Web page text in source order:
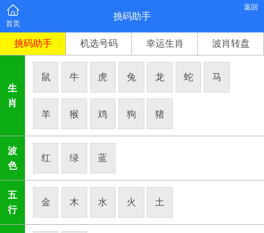
首页
挑码助手
返回
挑码助手 机选号码 幸运生肖 波肖转盘
生
肖
鼠 牛 虎 兔 龙 蛇 马
羊 猴 鸡 狗 猪
波
色
红 绿 蓝
五
行
金 木 水 火 土